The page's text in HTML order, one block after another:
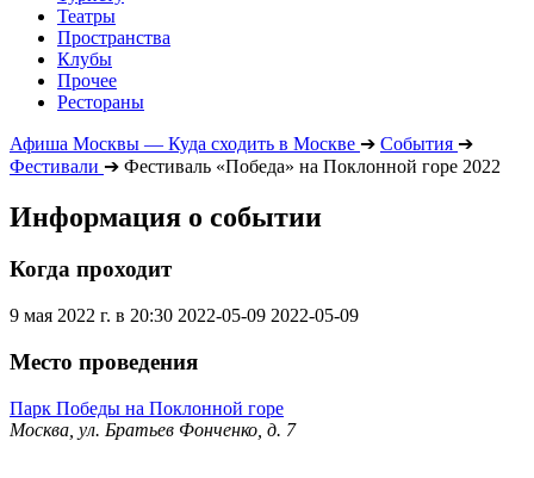
Театры
Пространства
Клубы
Прочее
Рестораны
Афиша Москвы — Куда сходить в Москве ➔ События ➔
Фестивали ➔ Фестиваль «Победа» на Поклонной горе 2022
Информация о событии
Когда проходит
9 мая 2022 г. в 20:30 2022-05-09 2022-05-09
Место проведения
Парк Победы на Поклонной горе
Москва, ул. Братьев Фонченко, д. 7